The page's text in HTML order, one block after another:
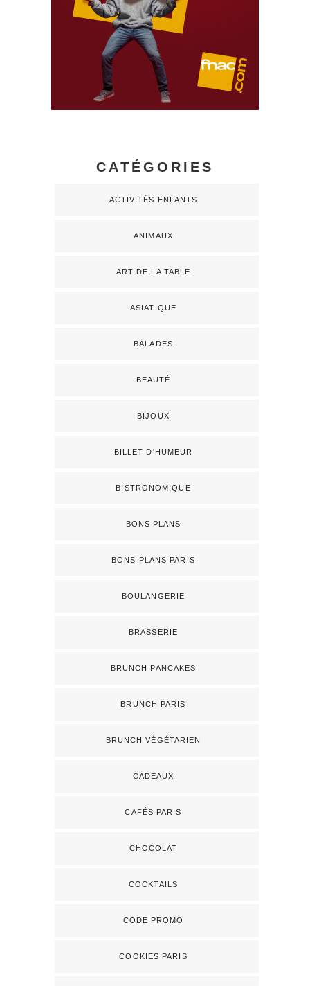
CATÉGORIES
ACTIVITÉS ENFANTS
ANIMAUX
ART DE LA TABLE
ASIATIQUE
BALADES
BEAUTÉ
BIJOUX
BILLET D'HUMEUR
BISTRONOMIQUE
BONS PLANS
BONS PLANS PARIS
BOULANGERIE
BRASSERIE
BRUNCH PANCAKES
BRUNCH PARIS
BRUNCH VÉGÉTARIEN
CADEAUX
CAFÉS PARIS
CHOCOLAT
COCKTAILS
CODE PROMO
COOKIES PARIS